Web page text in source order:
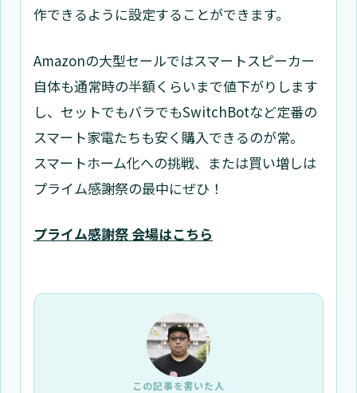
作できるように設定することができます。
Amazonの大型セールではスマートスピーカー
自体も通常時の半額くらいまで値下がりします
し、セットでもバラでもSwitchBotなど定番の
スマート家電たちも安く購入できるのが常。
スマートホーム化への挑戦、または買い増しは
プライム感謝祭の最中にぜひ！
プライム感謝祭 会場はこちら
この記事を書いた人